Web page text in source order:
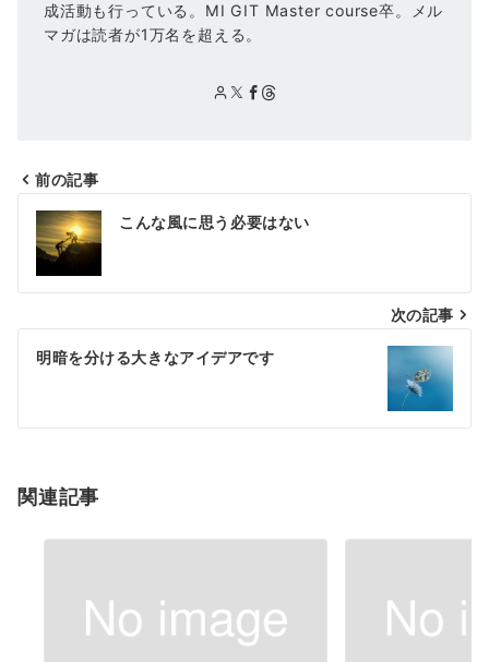
成活動も行っている。MI GIT Master course卒。メル
マガは読者が1万名を超える。
投
稿
ナ
ビ
ゲ
シ
ン
前の記事
こんな風に思う必要はない
次の記事
明暗を分ける大きなアイデアです
関連記事